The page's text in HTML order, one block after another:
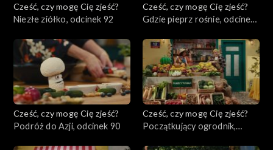
Cześć, czy mogę Cię zjeść?
Niezłe ziółko, odcinek 92
Cześć, czy mogę Cię zjeść?
Gdzie pieprz rośnie, odcinek
Cześć, czy mogę Cię zjeść?
Podróż do Azji, odcinek 90
Cześć, czy mogę Cię zjeść?
Początkujący ogrodnik,